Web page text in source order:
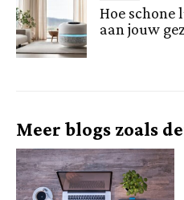
Hoe
aan jouw
Meer blogs zoals